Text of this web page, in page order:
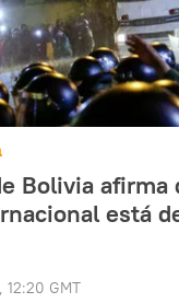
Bolivia afirma
está
GMT